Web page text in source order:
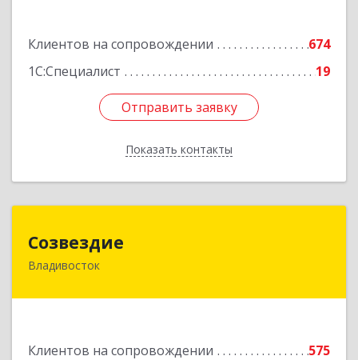
Клиентов на сопровождении
674
1С:Специалист
19
Отправить заявку
Показать контакты
Отправить заявку
Назад
Созвездие
Владивосток
Клиентов на сопровождении
575
690069, Приморский край, Владивосток г,